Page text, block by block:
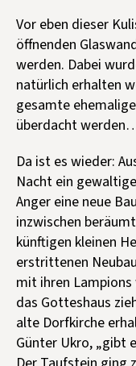
Vor eben dieser
öffnenden
werden. Dabei
natürlich erhalten
gesamte
überdacht
Da ist es wieder:
Nacht ein
Anger eine neue
inzwischen
künftigen kleinen
erstrittenen
mit ihren
das Gotteshaus
alte Dorfkirche
Günter Ukro, „gibt